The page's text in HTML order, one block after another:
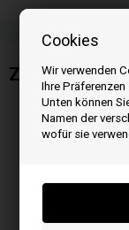
Cookies
Wir verwenden
Ihre Präferenzen
Unten können
Namen der
wofür sie
Zündkerze /